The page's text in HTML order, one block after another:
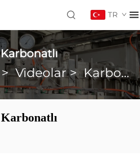
TR
Karbonatlı
>Videolar>Karbonatlı
Karbonatlı